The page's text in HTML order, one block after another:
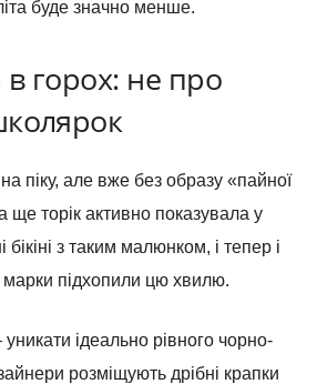
буде значно менше.
горох: не про
піку, але вже без образу «пайної
ще торік активно показувала у
з таким малюнком, і тепер і
марки підхопили цю хвилю.
ідеально рівного чорно-
розміщують дрібні крапки